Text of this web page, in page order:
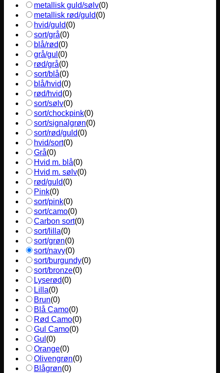
metallisk guld/sølv(0)
metallisk rød/guld(0)
hvid/guld(0)
sort/grå(0)
blå/rød(0)
grå/gul (0)
rød/grå(0)
sort/blå(0)
blå/hvid(0)
rød/hvid(0)
sort/sølv(0)
sort/chockpink(0)
sort/signalgrøn(0)
sort/rød/guld(0)
hvid/sort(0)
Grå(0)
Hvid m. blå(0)
Hvid m. sølv(0)
rød/guld(0)
Pink(0)
sort/pink(0)
sort/camo(0)
Carbon sort(0)
sort/lilla(0)
sort/grøn(0)
sort/navy(0)
sort/burgundy(0)
sort/bronze(0)
Lyserød(0)
Lilla(0)
Brun(0)
Blå Camo(0)
Rød Camo(0)
Gul Camo(0)
Gul (0)
Orange(0)
Olivengrøn(0)
Blågrøn(0)